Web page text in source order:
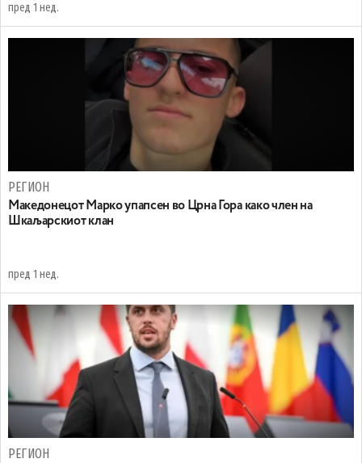
пред 1 нед.
РЕГИОН
Maкедонецот Марко упапсен во Црна Гора како член на
Шкаљарскиот клан
пред 1 нед.
РЕГИОН